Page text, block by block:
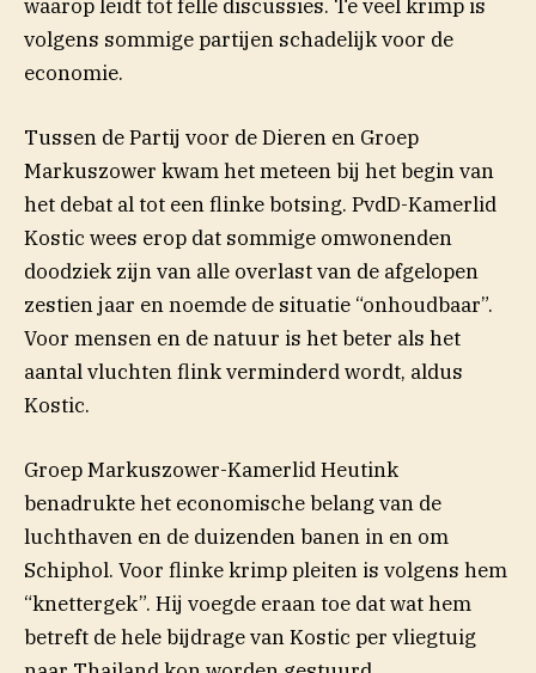
waarop leidt tot felle discussies. Te veel krimp is
volgens sommige partijen schadelijk voor de
economie.
Tussen de Partij voor de Dieren en Groep
Markuszower kwam het meteen bij het begin van
het debat al tot een flinke botsing. PvdD-Kamerlid
Kostic wees erop dat sommige omwonenden
doodziek zijn van alle overlast van de afgelopen
zestien jaar en noemde de situatie “onhoudbaar”.
Voor mensen en de natuur is het beter als het
aantal vluchten flink verminderd wordt, aldus
Kostic.
Groep Markuszower-Kamerlid Heutink
benadrukte het economische belang van de
luchthaven en de duizenden banen in en om
Schiphol. Voor flinke krimp pleiten is volgens hem
“knettergek”. Hij voegde eraan toe dat wat hem
betreft de hele bijdrage van Kostic per vliegtuig